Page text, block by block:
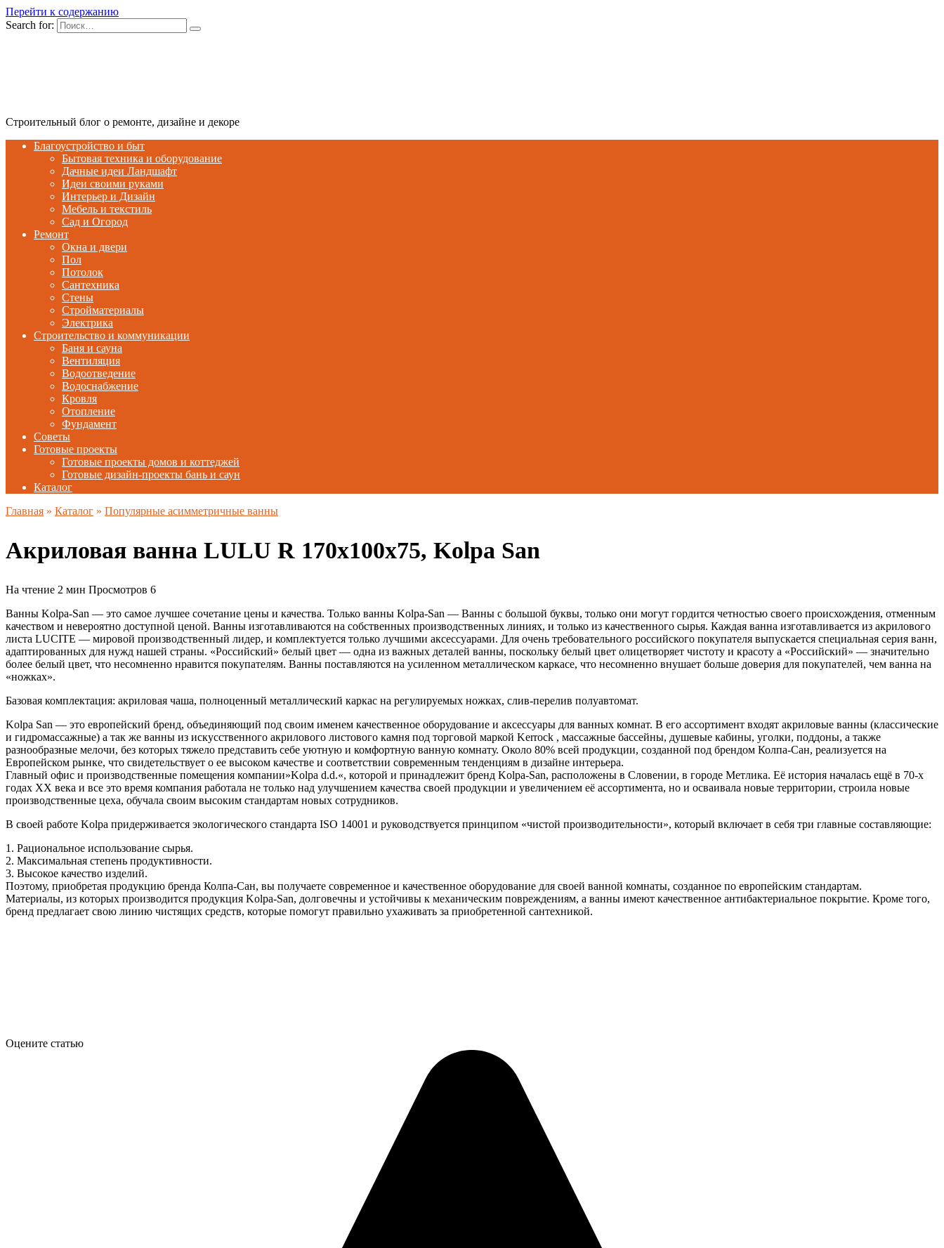
Перейти к содержанию
Search for:
Строительный блог о ремонте, дизайне и декоре
Благоустройство и быт
Бытовая техника и оборудование
Дачные идеи Ландшафт
Идеи своими руками
Интерьер и Дизайн
Мебель и текстиль
Сад и Огород
Ремонт
Окна и двери
Пол
Потолок
Сантехника
Стены
Стройматериалы
Электрика
Строительство и коммуникации
Баня и сауна
Вентиляция
Водоотведение
Водоснабжение
Кровля
Отопление
Фундамент
Советы
Готовые проекты
Готовые проекты домов и коттеджей
Готовые дизайн-проекты бань и саун
Каталог
Главная » Каталог » Популярные асимметричные ванны
Акриловая ванна LULU R 170х100х75, Kolpa San
На чтение 2 мин Просмотров 6
Ванны Kolpa-San — это самое лучшее сочетание цены и качества. Только ванны Kolpa-San — Ванны с большой буквы, только они могут гордится четностью своего происхождения, отменным
качеством и невероятно доступной ценой. Ванны изготавливаются на собственных производственных линиях, и только из качественного сырья. Каждая ванна изготавливается из акрилового
листа LUCITE — мировой производственный лидер, и комплектуется только лучшими аксессуарами. Для очень требовательного российского покупателя выпускается специальная серия ванн,
адаптированных для нужд нашей страны. «Российский» белый цвет — одна из важных деталей ванны, поскольку белый цвет олицетворяет чистоту и красоту а «Российский» — значительно
более белый цвет, что несомненно нравится покупателям. Ванны поставляются на усиленном металлическом каркасе, что несомненно внушает больше доверия для покупателей, чем ванна на
«ножках».
Базовая комплектация: акриловая чаша, полноценный металлический каркас на регулируемых ножках, слив-перелив полуавтомат.
Kolpa San — это европейский бренд, объединяющий под своим именем качественное оборудование и аксессуары для ванных комнат. В его ассортимент входят акриловые ванны (классические
и гидромассажные) а так же ванны из искусственного акрилового листового камня под торговой маркой Kerrock , массажные бассейны, душевые кабины, уголки, поддоны, а также
разнообразные мелочи, без которых тяжело представить себе уютную и комфортную ванную комнату. Около 80% всей продукции, созданной под брендом Колпа-Сан, реализуется на
Европейском рынке, что свидетельствует о ее высоком качестве и соответствии современным тенденциям в дизайне интерьера.
Главный офис и производственные помещения компании»Kolpa d.d.«, которой и принадлежит бренд Kolpa-San, расположены в Словении, в городе Метлика. Её история началась ещё в 70-х
годах ХХ века и все это время компания работала не только над улучшением качества своей продукции и увеличением её ассортимента, но и осваивала новые территории, строила новые
производственные цеха, обучала своим высоким стандартам новых сотрудников.
В своей работе Kolpa придерживается экологического стандарта ISO 14001 и руководствуется принципом «чистой производительности», который включает в себя три главные составляющие:
1. Рациональное использование сырья.
2. Максимальная степень продуктивности.
3. Высокое качество изделий.
Поэтому, приобретая продукцию бренда Колпа-Сан, вы получаете современное и качественное оборудование для своей ванной комнаты, созданное по европейским стандартам.
Материалы, из которых производится продукция Kolpa-San, долговечны и устойчивы к механическим повреждениям, а ванны имеют качественное антибактериальное покрытие. Кроме того,
бренд предлагает свою линию чистящих средств, которые помогут правильно ухаживать за приобретенной сантехникой.
Оцените статью